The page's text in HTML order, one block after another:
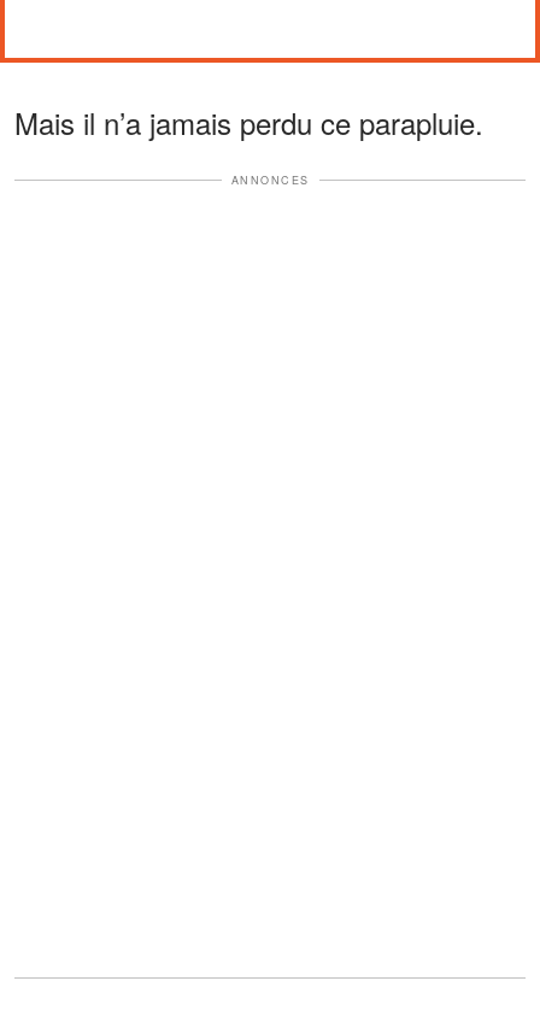
Mais il n’a jamais perdu ce parapluie.
ANNONCES